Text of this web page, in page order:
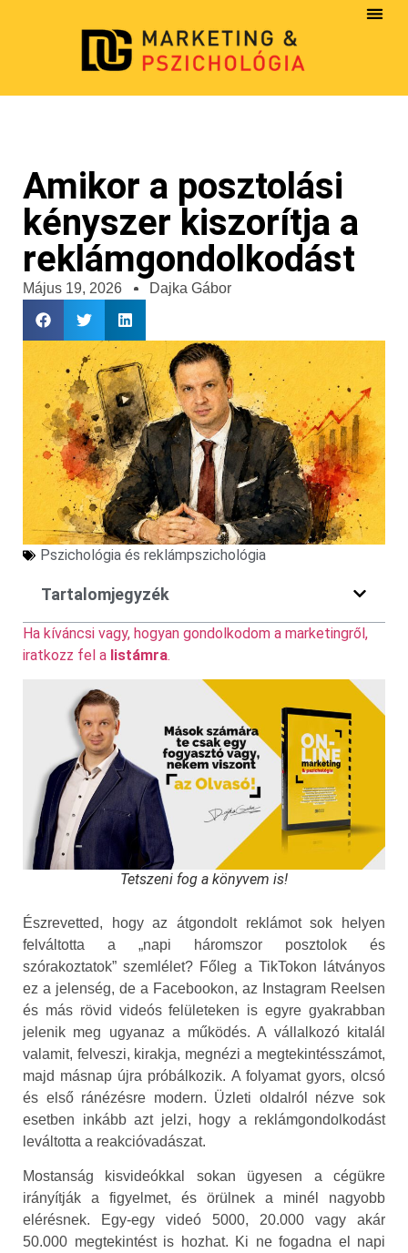
Amikor a posztolási
kényszer kiszorítja a
reklámgondolkodást
Május 19, 2026 Dajka Gábor
Pszichológia és reklámpszichológia
Tartalomjegyzék
Ha kíváncsi vagy, hogyan gondolkodom a marketingről,
iratkozz fel a listámra.
Tetszeni fog a könyvem is!
Észrevetted, hogy az átgondolt reklámot sok helyen
felváltotta a „napi háromszor posztolok és
szórakoztatok” szemlélet? Főleg a TikTokon látványos
ez a jelenség, de a Facebookon, az Instagram Reelsen
és más rövid videós felületeken is egyre gyakrabban
jelenik meg ugyanaz a működés. A vállalkozó kitalál
valamit, felveszi, kirakja, megnézi a megtekintésszámot,
majd másnap újra próbálkozik. A folyamat gyors, olcsó
és első ránézésre modern. Üzleti oldalról nézve sok
esetben inkább azt jelzi, hogy a reklámgondolkodást
leváltotta a reakcióvadászat.
Mostanság kisvideókkal sokan ügyesen a cégükre
irányítják a figyelmet, és örülnek a minél nagyobb
elérésnek. Egy-egy videó 5000, 20.000 vagy akár
50.000 megtekintést is hozhat. Ki ne fogadna el napi